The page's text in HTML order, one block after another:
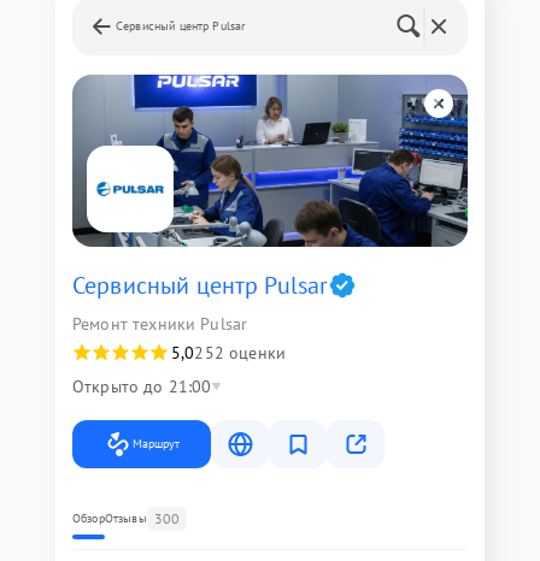
Сервисный центр Pulsar
Сервисный центр Pulsar
Ремонт техники Pulsar
5,0252 оценки
Открыто до 21:00
Маршрут
ОбзорОтзывы 300